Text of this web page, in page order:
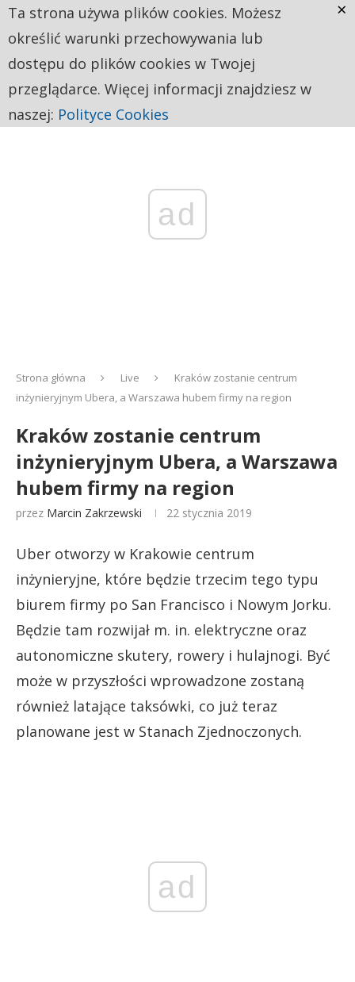
ad
Strona główna Live
Kraków zostanie centrum
inżynieryjnym Ubera, a Warszawa hubem firmy na region
Kraków zostanie centrum
inżynieryjnym Ubera, a Warszawa
hubem firmy na region
przez Marcin Zakrzewski 22 stycznia 2019
Uber otworzy w Krakowie centrum
inżynieryjne, które będzie trzecim tego typu
biurem firmy po San Francisco i Nowym Jorku.
Będzie tam rozwijał m. in. elektryczne oraz
autonomiczne skutery, rowery i hulajnogi. Być
może w przyszłości wprowadzone zostaną
również latające taksówki, co już teraz
planowane jest w Stanach Zjednoczonych.
ad
Ta strona używa plików cookies. Możesz
określić warunki przechowywania lub
dostępu do plików cookies w Twojej
przeglądarce. Więcej informacji znajdziesz w
naszej: Polityce Cookies
×